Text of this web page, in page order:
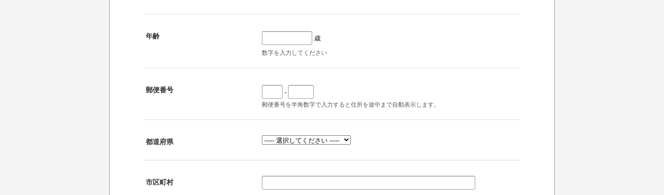
年齢 歳
数字を入力してください
郵便番号 -
郵便番号を半角数字で入力すると住所を途中まで自動表示します。
都道府県
市区町村